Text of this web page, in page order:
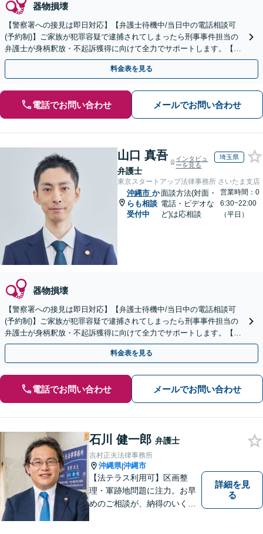
器物損壊
【警察署への接見は即日対応】【弁護士待機中/当日中の電話相談可
(予約制)】ご家族が犯罪容疑で逮捕されてしまったら刑事事件担当の
弁護士が身柄釈放・不起訴獲得に向けて全力でサポートします。【毎
月100名以上の相談実績】【全国対応】
料金表を見る
電話でお問い合わせ メールでお問い合わせ
山口 真吾
弁護士
インタビュ
ーを見る
埼玉県
東京スタートアップ法律事務所 さいたま支店
沖縄市 か
らも相談
受付中
面談方法(対面・
電話・ビデオな
ど)は応相談
営業時間：0
6:30~22:00
（平日）
器物損壊
【警察署への接見は即日対応】【弁護士待機中/当日中の電話相談可
(予約制)】ご家族が犯罪容疑で逮捕されてしまったら刑事事件担当の
弁護士が身柄釈放・不起訴獲得に向けて全力でサポートします。【毎
月100名以上の相談実績】【全国対応】
料金表を見る
電話でお問い合わせ メールでお問い合わせ
石川 健一郎 弁護士
吉村正夫法律事務所
沖縄県|沖縄市
【法テラス利用可】区画整
理・軍跡地問題に注力。お早
めのご相談が、納得のいく解
詳細を見
る